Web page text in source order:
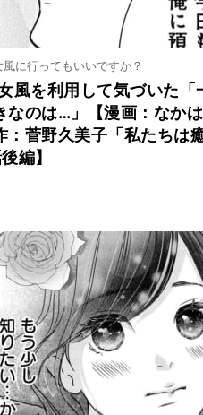
に行ってもいいですか？
風を利用して気づいた「
なのは…」【漫画：なかは
：菅野久美子「私たちは
編】